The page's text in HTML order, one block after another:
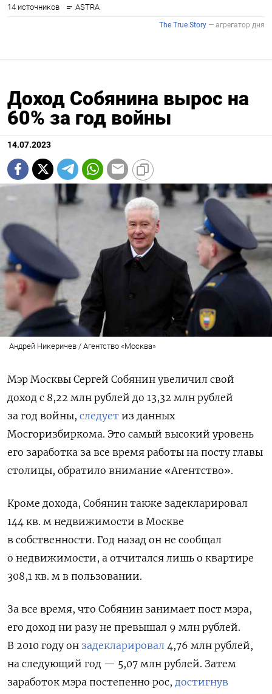
Доход Собянина вырос на
60% за год войны
14.07.2023
Андрей Никеричев / Агентство «Москва»
Мэр Москвы Сергей Собянин увеличил свой
доход с 8,22 млн рублей до 13,32 млн рублей
за год войны, следует из данных
Мосгоризбиркома. Это самый высокий уровень
его заработка за все время работы на посту главы
столицы, обратило внимание «Агентство».
Кроме дохода, Собянин также задекларировал
144 кв. м недвижимости в Москве
в собственности. Год назад он не сообщал
о недвижимости, а отчитался лишь о квартире
308,1 кв. м в пользовании.
За все время, что Собянин занимает пост мэра,
его доход ни разу не превышал 9 млн рублей.
В 2010 году он задекларировал 4,76 млн рублей,
на следующий год — 5,07 млн рублей. Затем
заработок мэра постепенно рос, достигнув